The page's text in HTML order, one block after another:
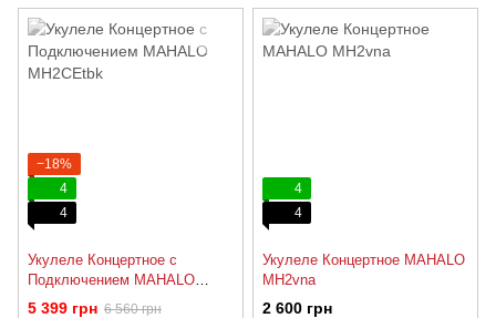
−18%
4
4
Укулеле Концертное с
Подключением MAHALO
MH2CEtbk
5 399 грн 6 560 грн
4
4
Укулеле Концертное MAHALO
MH2vna
2 600 грн